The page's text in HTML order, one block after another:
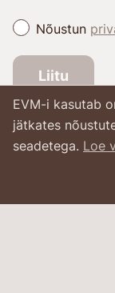
Nõustun
Liitu
EVM-i kasutab
jätkates
seadetega. Loe